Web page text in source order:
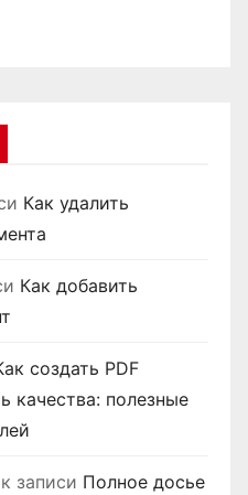
Как удалить
Как добавить
создать PDF
качества: полезные
к записи Полное досье